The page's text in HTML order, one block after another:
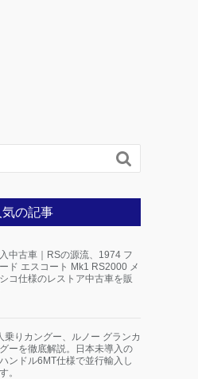

気の記事
中古車｜RSの源流、1974 フ
ド エスコート Mk1 RS2000 メ
コ仕様のレストア中古車を販
乗りカングー、ルノー グランカ
ーを徹底解説。日本未導入の
ンドル6MT仕様で並行輸入し
。